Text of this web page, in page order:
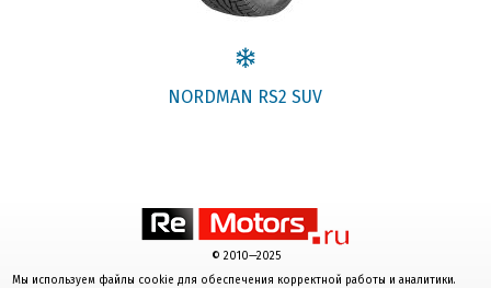
NORDMAN RS2 SUV
© 2010—2025
Мы используем файлы cookie для обеспечения корректной работы и аналитики.